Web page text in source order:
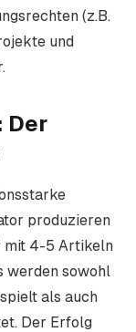
(z.B.
und
Der
produzieren
mit 4-5 Artikeln
werden sowohl
als auch
Der Erfolg